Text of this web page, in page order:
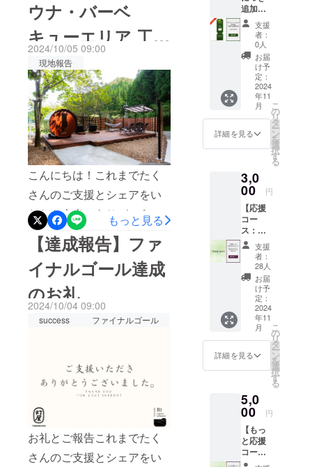
天水風呂〜外気浴を楽しん
でもらっているシーンを撮
影しています。summer,
vertical short_8写真（一部抜
粋）以下、キャスト有りの
撮影写真を掲載します。現
地での滞在イメージが少し
でも伝われば幸いです。他
にもたくさん撮影していた
だきましたが、長くなりす
ぎるので今日は以上を撮影
報告とさせていただきま
す。引き続きInstagramの和
公式アカウントでも魅力を
発信していきますので、是
非フォローいただけると幸
形にできるように頑張りま
す！ご支援いただいている
皆様に「自然に還り、自分
を感じる時間」を体験いた
だけること本当に楽しみに
「log&amp;sauna 和 -
nagomi, wakayama -」 の宿
泊施設内の各部屋とサウナ
エリアを撮影いただいたこ
とをご報告させていただき
ます。なお、撮影は写真・
動画ともに和歌山市出身で
国際動画コンペ入賞歴もあ
る株式会社ヴィンテオの中
本哲平さんにお願いしてお
ります。今後も順次撮影箇
所を増やしていき、ホーム
ページやSNSでの魅力発信
を行っていく予定です。＜
詳細はこちら＞HP：
https://nagomi-
wakayama.snack.chillnn.co
材によって随時更新予定。
Instagram：
https://www.instagram.com/n
agomi_wakayama_official/
ショート動画宿泊施設とな
ウナ・バーベ
キューエリア 工事
竣工
2024/10/05 09:00
現地報告
こんにちは！これまでたく
さんのご支援とシェアをい
ただき本当にありがとうご
ざいます。おかげさまで、
ファイナルゴールに掲げて
いた高い目標を達成するこ
とができ、最終的には394名
の方から716万円ものご支援
「log&amp;sauna 和 -
nagomi, wakayama -」 のサ
ウナ・バーベキューエリア
の工事進捗をご報告させて
いただきます。前回の現地
もっと見る
【達成報告】ファ
イナルゴール達成
のお礼
2024/10/04 09:00
success ファイナルゴール
お礼とご報告これまでたく
さんのご支援とシェアをい
務。故郷で
ある和歌山
を盛り上げ
たい想いで
2024年に起
現在は地元
の強力な
さんたちと
施設を作っ
ています。
はじめての
クラウド
ファンディ
ングとなり
ますが、み
なさんの応
援、ご支援
を是非よろ
しくお願い
いたしま
す！
追加★
4名まで
利用可
【プラ
イベー
トサウ
ナ＆
BBQ日
帰り特
別プラ
ン 3時
間利
用】 日
帰り割
ド
28,000
円分 ・
「log&s
auna 和
-
nagomi,
wakaya
ma- 」
での日
帰りプ
ラン予
約時に
ご利用
いただ
けま
す。 ・
プラン
の実施
予定は
ありま
せん
が、ク
支援
者：
0人
お届
け予
定：
2024
年11
月
詳細を見る
こ
の
リ
タ
ー
ン
を
選
択
す
る
3,0
00 円
【応援
コー
ス：お
礼の
メッ
セー
ジ】 感
謝の気
持ちを
込め
て、お
礼の
メッ
セージ
をお送
りしま
このリ
ターン
は
【もっ
と応援
コー
ス：お
支援
者：
28人
お届
け予
定：
2024
年11
月
詳細を見る
こ
の
リ
タ
ー
ン
を
選
択
す
る
5,0
00 円
【もっ
と応援
コー
ス：お